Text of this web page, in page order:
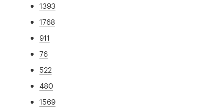
1393
1768
911
76
522
480
1569